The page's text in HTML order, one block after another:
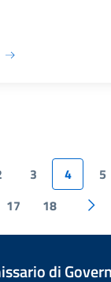
3 4 5
17 18
di